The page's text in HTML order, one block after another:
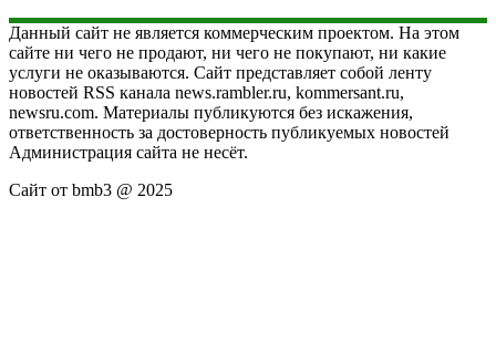
Данный сайт не является коммерческим проектом. На этом
сайте ни чего не продают, ни чего не покупают, ни какие
услуги не оказываются. Сайт представляет собой ленту
новостей RSS канала news.rambler.ru, kommersant.ru,
newsru.com. Материалы публикуются без искажения,
ответственность за достоверность публикуемых новостей
Администрация сайта не несёт.
Сайт от bmb3 @ 2025